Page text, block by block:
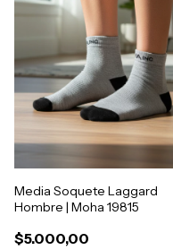
Media Soquete Laggard
Hombre | Moha 19815
$5.000,00